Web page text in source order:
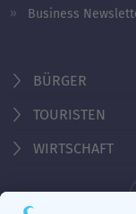
Business
BÜRGER
TOURISTEN
WIRTSCHAFT
Behördennummer 115